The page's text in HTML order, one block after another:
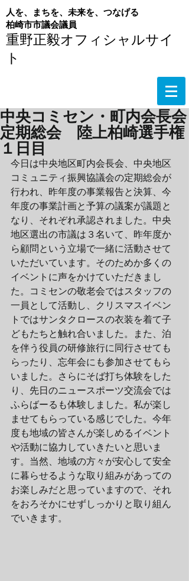
重野正毅オフィシャルサイ
ト
人を、まちを、未来を、つなげる
​柏崎市市議会議員
中央コミセン・町内会長会
定期総会 陸上柏崎選手権
１日目
今日は中央地区町内会長会、中央地区
コミュニティ振興協議会の定期総会が
行われ、昨年度の事業報告と決算、今
年度の事業計画と予算の議案が議題と
なり、それぞれ承認されました。中央
地区選出の市議は３名いて、昨年度か
ら顧問という立場で一緒に活動させて
いただいています。そのためか多くの
イベントに声をかけていただきまし
た。コミセンの敬老会ではスタッフの
一員として活動し、クリスマスイベン
トではサンタクロースの衣装を着て子
どもたちと触れ合いました。また、泊
を伴う役員の研修旅行に同行させても
らったり、忘年会にも参加させてもら
いました。さらにそば打ち体験をした
り、先日のニュースポーツ交流会では
ふらばーるも体験しました。私が楽し
ませてもらっている感じでした。今年
度も地域の皆さんが楽しめるイベント
や活動に協力していきたいと思いま
す。当然、地域の方々が安心して安全
に暮らせるような取り組みがあっての
お楽しみだと思っていますので、それ
をおろそかにせずしっかりと取り組ん
でいきます。